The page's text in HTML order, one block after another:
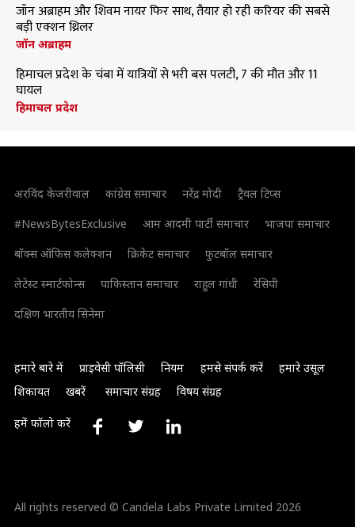
जॉन अब्राहम और शिवम नायर फिर साथ, तैयार हो रही करियर की सबसे
बड़ी एक्शन थ्रिलर
जॉन अब्राहम
हिमाचल प्रदेश के चंबा में यात्रियों से भरी बस पलटी, 7 की मौत और 11
घायल
हिमाचल प्रदेश
अरविंद केजरीवाल कांग्रेस समाचार नरेंद्र मोदी
ट्रैवल टिप्स
#NewsBytesExclusive
आम आदमी पार्टी समाचार
भाजपा समाचार
बॉक्स ऑफिस कलेक्शन
क्रिकेट समाचार
फुटबॉल समाचार
लेटेस्ट स्मार्टफोन्स
पाकिस्तान समाचार राहुल गांधी
रेसिपी
दक्षिण भारतीय सिनेमा
हमारे बारे में प्राइवेसी पॉलिसी नियम हमसे संपर्क करें
हमारे उसूल
शिकायत
खबरें समाचार संग्रह विषय संग्रह
हमें फॉलो करें
All rights reserved © Candela Labs Private Limited 2026